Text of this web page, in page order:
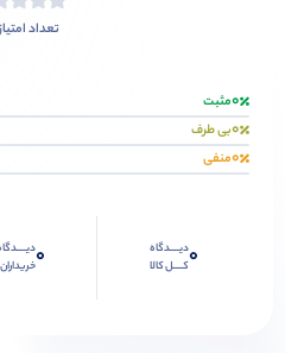
تعداد
0مثبت
0بی طرف
0منفی
0دیــــدگاه
کــــل کالا
0خریداران